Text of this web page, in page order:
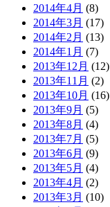
2014年4月 (8)
2014年3月 (17)
2014年2月 (13)
2014年1月 (7)
2013年12月 (12)
2013年11月 (2)
2013年10月 (16)
2013年9月 (5)
2013年8月 (4)
2013年7月 (5)
2013年6月 (9)
2013年5月 (4)
2013年4月 (2)
2013年3月 (10)